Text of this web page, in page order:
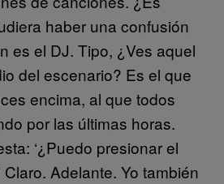
haber una confusión
es el DJ. Tipo, ¿Ves aquel
del escenario? Es el que
encima, al que todos
por las últimas horas.
‘¿Puedo presionar el
Claro. Adelante. Yo también